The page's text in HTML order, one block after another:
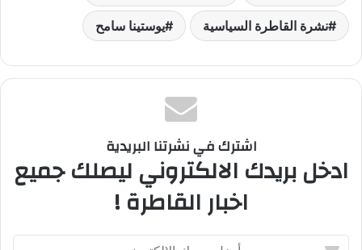
نشرة القاطرة السياسية يوستينا سامح
اشترك في نشرتنا البريدية
ادخل بريدك الالكتروني ليصلك جميع
اخبار القاطرة !